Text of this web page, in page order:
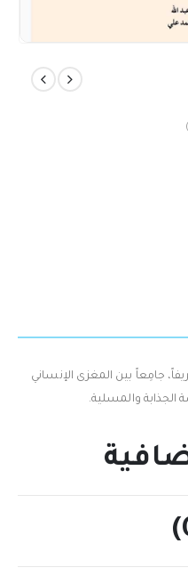
‬جامِعاً‮ ‬بين المغزى الإنساني‮
الجذابة والمسلية‮.‬